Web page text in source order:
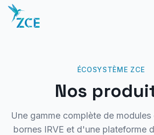
ÉCOSYSTÈME ZCE
Nos
Une gamme complète de
bornes IRVE et d'une plateforme